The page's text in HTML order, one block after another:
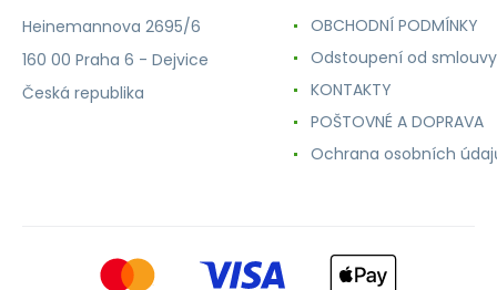
Heinemannova 2695/6
160 00 Praha 6 - Dejvice
Česká republika
OBCHODNÍ PODMÍNKY
Odstoupení od smlouvy
KONTAKTY
POŠTOVNÉ A DOPRAVA
Ochrana osobních